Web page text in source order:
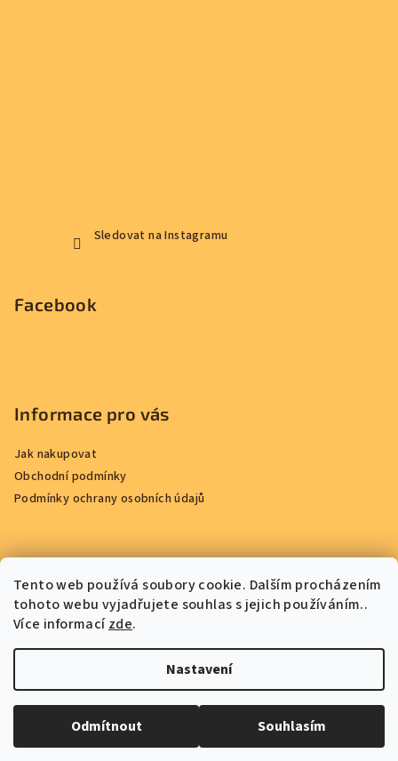
Tento web používá soubory cookie. Dalším procházením
tohoto webu vyjadřujete souhlas s jejich používáním..
Více informacízde.
Nastavení
Odmítnout Souhlasím
Sledovat na Instagramu
Facebook
Informace pro vás
Jak nakupovat
Obchodní podmínky
Podmínky ochrany osobních údajů
Přijímáme online platby
Upravit nastavení cookies
Vytvořil Shoptet